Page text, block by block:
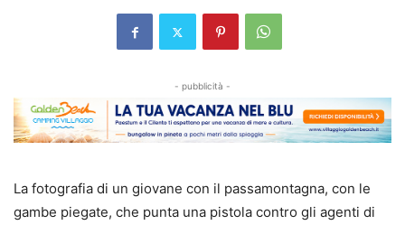
- pubblicità -
La fotografia di un giovane con il passamontagna, con le
gambe piegate, che punta una pistola contro gli agenti di